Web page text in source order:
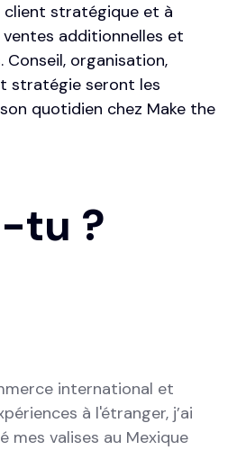
stratégique et à
additionnelles et
organisation,
stratégie seront les
quotidien chez Make the
tu ?
international et
à l'étranger, j’ai
mes valises au Mexique